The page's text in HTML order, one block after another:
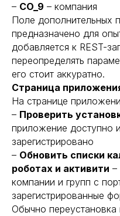
– CO_9 – компания
Поле дополнительных
предназначено для
добавляется к REST-
переопределять
его стоит аккуратно.
Страница
На странице
– Проверить
приложение доступно
зарегистрировано
– Обновить списки
роботах и активити –
компании и групп с
зарегистрированные
Обычно